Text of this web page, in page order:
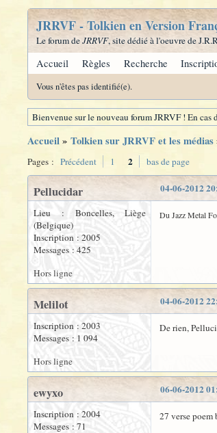
JRRVF - Tolkien en Version
Le forum deJRRVF, site dédié à l'oeuvre de
Accueil Règles Recherche
Vous n'êtes pas identifié(e).
Bienvenue sur le nouveau forum JRRVF ! En
Accueil» Tolkien sur JRRVF et les médias
Pages : Précédent 1 2 bas de page
04-06-2012
Pellucidar
Lieu : Boncelles, Liège
(Belgique)
Inscription : 2005
Messages : 425
Du Jazz Metal
Hors ligne
04-06-2012
Melilot
Inscription : 2003
Messages : 1 094
De rien,
Hors ligne
06-06-2012
ewyxo
Inscription : 2004
Messages : 71
27 verse